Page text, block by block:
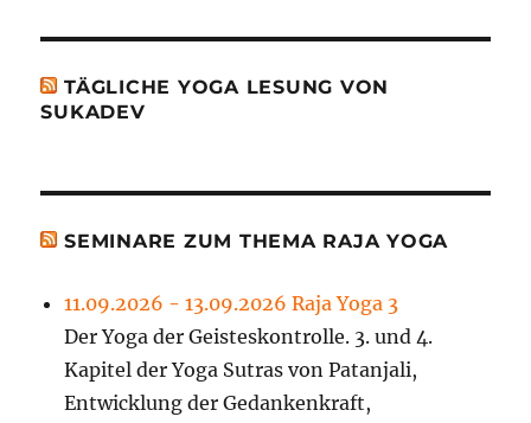
TÄGLICHE YOGA LESUNG VON
SUKADEV
SEMINARE ZUM THEMA RAJA YOGA
11.09.2026 - 13.09.2026 Raja Yoga 3
Der Yoga der Geisteskontrolle. 3. und 4.
Kapitel der Yoga Sutras von Patanjali,
Entwicklung der Gedankenkraft,